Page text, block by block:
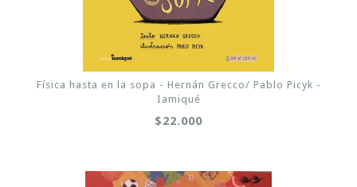
Física hasta en la sopa - Hernán Grecco/ Pablo Picyk -
Iamiqué
$22.000